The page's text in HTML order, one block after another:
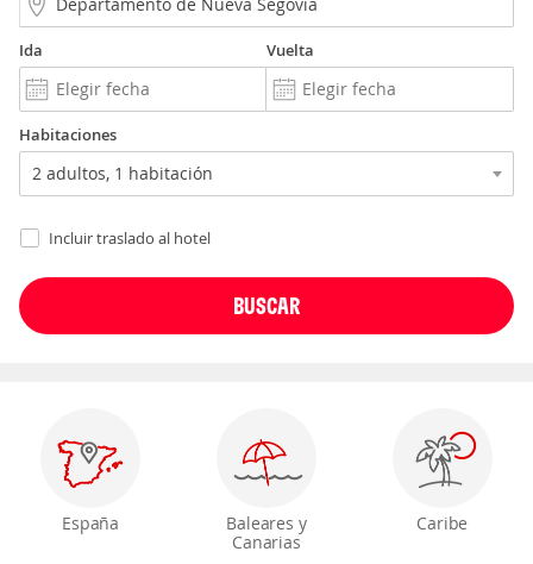
Ida Vuelta
Habitaciones
Incluir traslado al hotel
España
Baleares y
Canarias
Caribe